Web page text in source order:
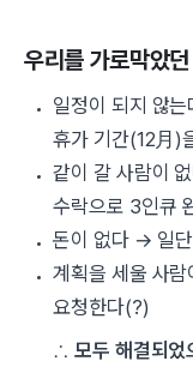
우리를 가로막았
일정이 되지 않
휴가 기간(12月)
같이 갈 사람이
수락으로 3인큐
돈이 없다 → 일
계획을 세울 사
요청한다(?)
∴ 모두 해결되었